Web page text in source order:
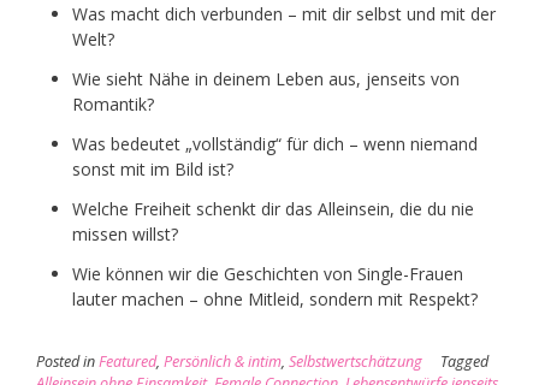
Was macht dich verbunden – mit dir selbst und mit der
Welt?
Wie sieht Nähe in deinem Leben aus, jenseits von
Romantik?
Was bedeutet „vollständig“ für dich – wenn niemand
sonst mit im Bild ist?
Welche Freiheit schenkt dir das Alleinsein, die du nie
missen willst?
Wie können wir die Geschichten von Single-Frauen
lauter machen – ohne Mitleid, sondern mit Respekt?
Posted inFeatured, Persönlich & intim, Selbstwertschätzung
Tagged